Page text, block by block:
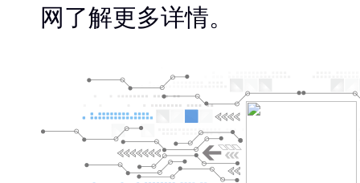
网了解更多详情。